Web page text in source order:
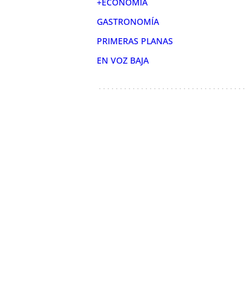
GASTRONOMÍA
PRIMERAS PLANAS
EN VOZ BAJA